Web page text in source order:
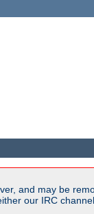
and may be
our IRC